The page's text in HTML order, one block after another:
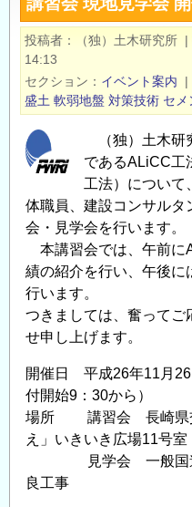
投稿者 （独）土木研究所 |
14:13
セクション
イベント案内 |
盛土 軟弱地盤 対策技術 セメ
（独）土木研
であるALiCC工
工法）について
体職員、建設コンサルタ
会・見学会を行います。
本講習会では、午前に
績の紹介を行い、午後に
行います。
つきましては、奮ってご
せ申し上げます。
開催日 平成26年11月26
付開始9：30から）
場所 講習会 長崎県交
え」いきいき広場11号室
見学会 一般国道57
良工事